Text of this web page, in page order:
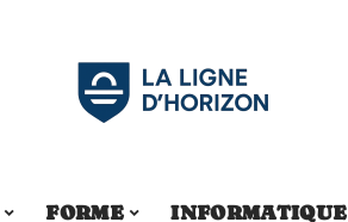
FORME INFORMATIQUE